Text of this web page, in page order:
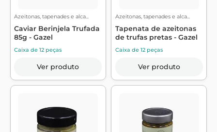
Azeitonas, tapenades e alca...
Caviar Berinjela Trufada
85g - Gazel
Caixa de 12 peças
Ver produto
Azeitonas, tapenades e alca...
Tapenata de azeitonas
de trufas pretas - Gazel
Caixa de 12 peças
Ver produto